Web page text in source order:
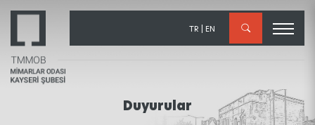
×
TR EN
Duyurular